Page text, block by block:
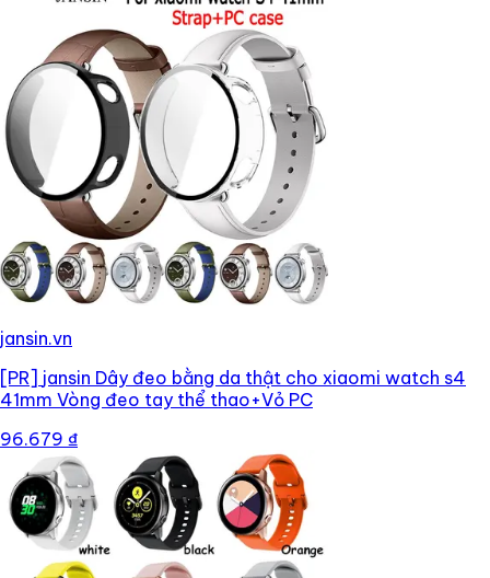
jansin.vn
[PR] jansin Dây đeo bằng da thật cho xiaomi watch s4
41mm Vòng đeo tay thể thao+Vỏ PC
96.679 ₫